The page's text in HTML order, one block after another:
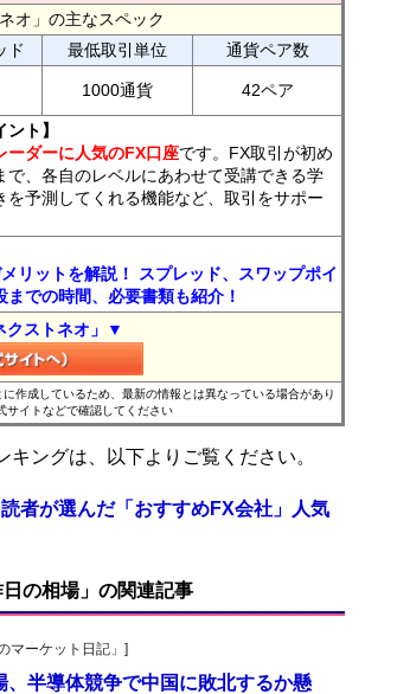
オ」の主なスペック
ド 最低取引単位
通貨ペア数
1000通貨 42ペア
ト】
ーダーに人気のFX口座です。FX取引が初め
、各自のレベルにあわせて受講できる学
予測してくれる機能など、取引をサポー
リットを解説！ スプレッド、スワップポイ
での時間、必要書類も紹介！
クストネオ」▼
作成しているため、最新の情報とは異なっている場合があり
サイトなどで確認してください
ングは、以下よりご覧ください。
者が選んだ「おすすめFX会社」人気
の相場」の関連記事
マーケット日記」]
、半導体競争で中国に敗北するか懸